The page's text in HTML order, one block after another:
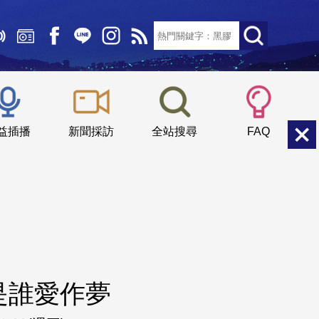
插播 新聞採訪 全站搜尋 FAQ
小 中
誰愛作夢